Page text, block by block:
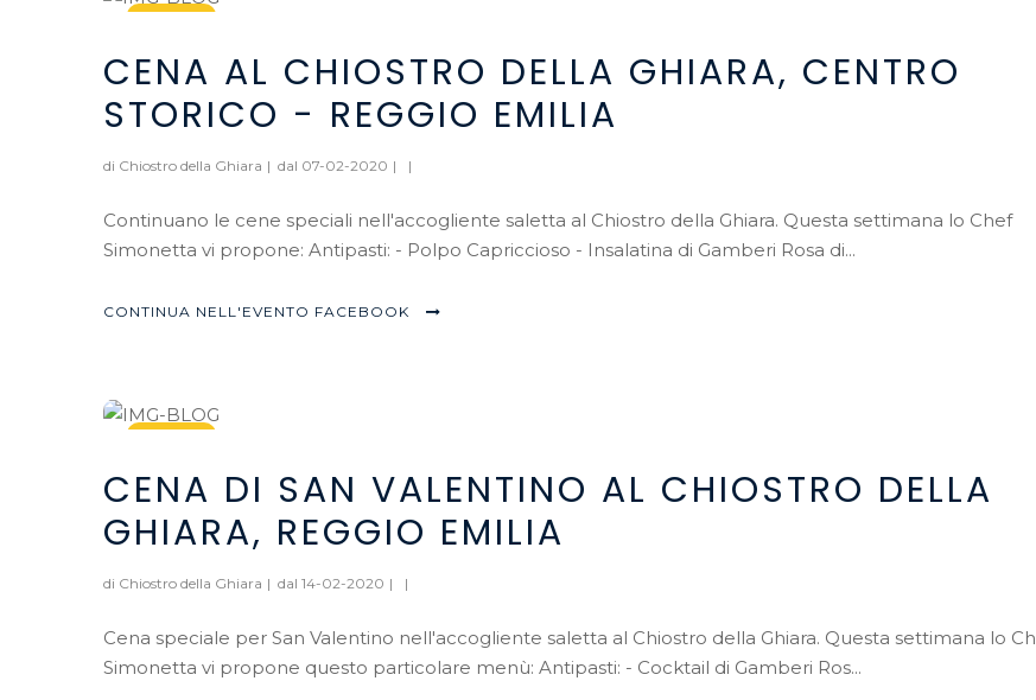
Feb, 2020
CENA AL CHIOSTRO DELLA GHIARA, CENTRO
STORICO - REGGIO EMILIA
di Chiostro della Ghiara | dal 07-02-2020 | |
Continuano le cene speciali nell'accogliente saletta al Chiostro della Ghiara. Questa settimana lo Chef
Simonetta vi propone: Antipasti: - Polpo Capriccioso - Insalatina di Gamberi Rosa di...
CONTINUA NELL'EVENTO FACEBOOK
Feb, 2020
CENA DI SAN VALENTINO AL CHIOSTRO DELLA
GHIARA, REGGIO EMILIA
di Chiostro della Ghiara | dal 14-02-2020 | |
Cena speciale per San Valentino nell'accogliente saletta al Chiostro della Ghiara. Questa settimana lo
Simonetta vi propone questo particolare menù: Antipasti: - Cocktail di Gamberi Ros...